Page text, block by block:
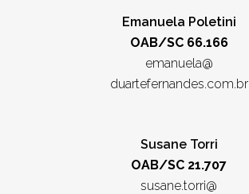
Emanuela Poletini
OAB/SC 66.166
emanuela@
duartefernandes.com.br
Susane Torri
OAB/SC 21.707
susane.torri@